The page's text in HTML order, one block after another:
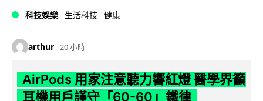
科技娛樂 生活科技 健康
arthur 20 小時
AirPods 用家注意聽力響紅燈 醫學界籲
耳機用戶謹守「60-60」鐵律